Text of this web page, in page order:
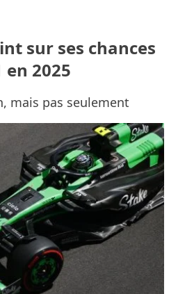
sur ses chances
en 2025
mais pas seulement